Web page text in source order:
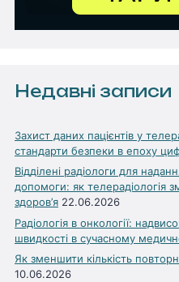
Недавні записи
Захист даних пацієнтів у
стандарти безпеки в епоху
Відділені радіологи для
допомоги: як телерадіологія
здоров’я 22.06.2026
Радіологія в онкології:
швидкості в сучасному
Як зменшити кількість
10.06.2026